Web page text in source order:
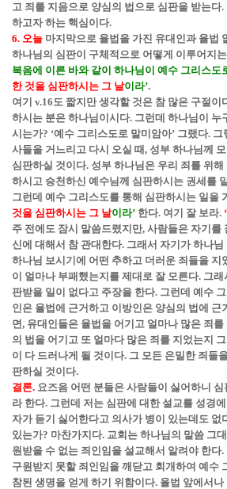
고 죄를 지음으로 양심의 법으로 심판을 받는다
하고자 하는 핵심이다.
6. 오늘 마지막으로 율법을 가진 유대인과 율법
하나님의 심판이 구체적으로 어떻게 이루어지
복음에 이른 바와 같이 하나님이 예수 그리스도
한 것을 심판하시는 그 날이라’.
여기 v.16도 짧지만 생각할 것은 참 많은 구절이
하시는 분은 하나님이시다. 그런데 하나님이 누
시는가? ‘예수 그리스도로 말미암아’ 그랬다.
사들을 거느리고 다시 오실 때, 성부 하나님께
심판하실 것이다. 성부 하나님은 우리 죄를 위
하시고 승천하신 예수님께 심판하시는 권세를
그런데 예수 그리스도를 통해 심판하시는 일을
것을 심판하시는 그 날이라’ 한다. 여기 잘 보라.
주 전에도 잠시 말씀드렸지만, 사람들은 자기를
신에 대해서 참 관대한다. 그래서 자기가 하나
하나님 보시기에 어떤 추하고 더러운 죄들을 지
이 얼마나 부패했는지를 제대로 잘 모른다. 그래
판받을 일이 없다고 주장을 한다. 그런데 예수
인은 율법에 근거하고 이방인은 양심의 법에 근
면, 유대인들은 율법을 어기고 얼마나 많은 죄를
의 법을 어기고 또 얼마다 많은 죄를 지었는지
이 다 드러나게 될 것이다. 그 모든 은밀한 죄들
판하실 것이다.
결론. 요즈음 어떤 분들은 사람들이 싫어하니
라 한다. 그런데 저는 심판에 대한 설교를 성경
자가 듣기 싫어한다고 의사가 병이 있는데도 없
있는가? 마찬가지다. 교회는 하나님의 말씀 그
원받을 수 없는 죄인임을 설교해서 알려야 한다
구원받지 못할 죄인임을 깨닫고 회개하여 예수
참된 생명을 얻게 하기 위함이다. 율법 앞에서나